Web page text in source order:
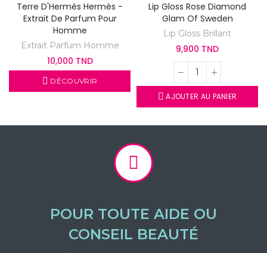
Terre D'Hermès Hermès -
Extrait De Parfum Pour
Homme
Extrait Parfum Homme
10,000 TND
DÉCOUVRIR
Lip Gloss Rose Diamond
Glam Of Sweden
Lip Gloss Brillant
9,900 TND
AJOUTER AU PANIER
POUR TOUTE AIDE OU
CONSEIL BEAUTÉ